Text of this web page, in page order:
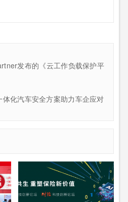
发布的《云工作负载保护平
化汽车安全方案助力车企应对